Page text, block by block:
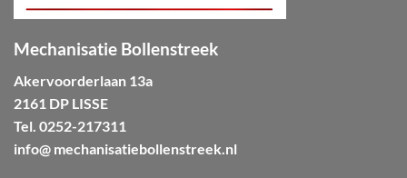
Mechanisatie Bollenstreek
Akervoorderlaan 13a
2161 DP LISSE
Tel. 0252-217311
info@ mechanisatiebollenstreek.nl